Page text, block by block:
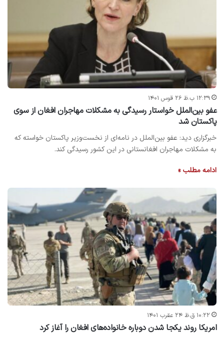
۱۲:۳۹ ب.ظ ۲۶ قوس ۱۴۰۱
عفو بین‌الملل خواستار رسیدگی به مشکلات مهاجران افغان از سوی
پاکستان شد
خبرگزاری دید: عفو بین‌الملل در نامه‌ای از نخست‌وزیر پاکستان خواسته که
به مشکلات مهاجران افغانستانی در این کشور رسیدگی کند.
ادامه مطلب »
۱۰:۲۲ ق.ظ ۲۴ عقرب ۱۴۰۱
امریکا روند یکجا شدن دوباره خانواده‌های افغان را آغاز کرد